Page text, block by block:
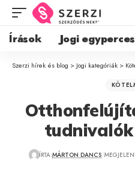
Írások Jogi
Szerzi hírek és blog > Jogi kategóriák >
tudnivalók
ÍRTA:MÁRTON DANCS